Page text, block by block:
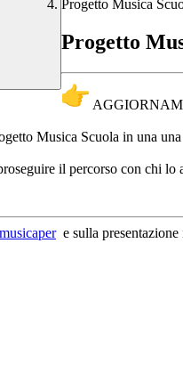
Progetto Musica
Progetto
Musica Scuola in una
il percorso con chi lo
e sulla presentazione